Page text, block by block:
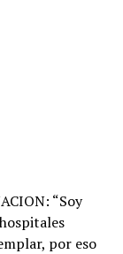
“Soy
por eso